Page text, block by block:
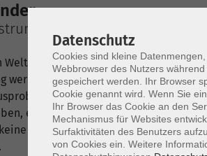
wird es immer wichtiger Kinder zu
werden die vielfältigen
und die Wirkung kann am
erfahren, experimentieren und
musikalische Vorbildung nötig.
Datenschutz
Cookies sind kleine
Webbrowser des Nutzers
gespeichert werden. Ihr Browser
Cookie genannt wird. Wenn Sie
Ihr Browser das Cookie an den
Mechanismus für Websites
Surfaktivitäten des Benutzers
von Cookies ein. Weitere